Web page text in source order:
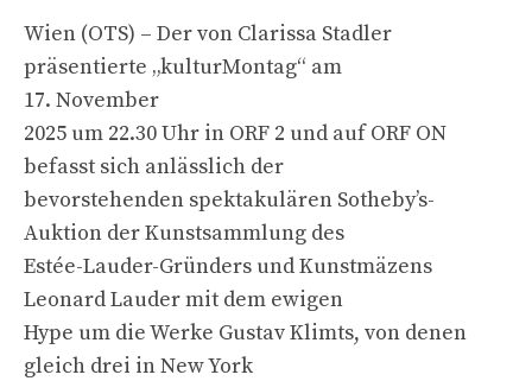
Wien (OTS) – Der von Clarissa Stadler
präsentierte „kulturMontag“ am
17. November
2025 um 22.30 Uhr in ORF 2 und auf ORF ON
befasst sich anlässlich der
bevorstehenden spektakulären Sotheby’s-
Auktion der Kunstsammlung des
Estée-Lauder-Gründers und Kunstmäzens
Leonard Lauder mit dem ewigen
Hype um die Werke Gustav Klimts, von denen
gleich drei in New York